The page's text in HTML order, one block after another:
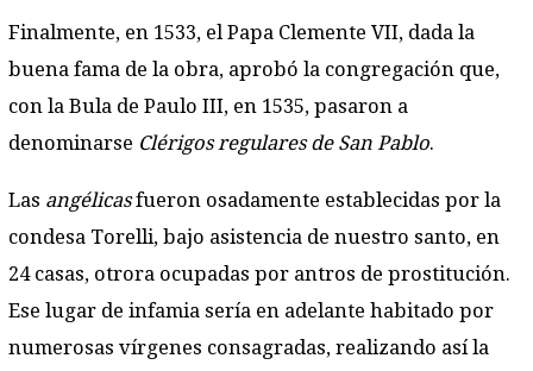
Finalmente, en 1533, el Papa Clemente VII, dada la
buena fama de la obra, aprobó la congregación que,
con la Bula de Paulo III, en 1535, pasaron a
denominarse Clérigos regulares de San Pablo.
Las angélicasfueron osadamente establecidas por la
condesa Torelli, bajo asistencia de nuestro santo, en
24 casas, otrora ocupadas por antros de prostitución.
Ese lugar de infamia sería en adelante habitado por
numerosas vírgenes consagradas, realizando así la